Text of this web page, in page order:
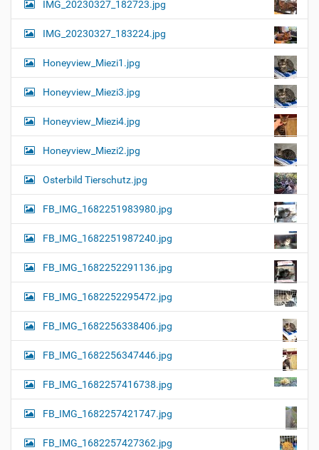
IMG_20230327_182723.jpg
IMG_20230327_183224.jpg
Honeyview_Miezi1.jpg
Honeyview_Miezi3.jpg
Honeyview_Miezi4.jpg
Honeyview_Miezi2.jpg
Osterbild Tierschutz.jpg
FB_IMG_1682251983980.jpg
FB_IMG_1682251987240.jpg
FB_IMG_1682252291136.jpg
FB_IMG_1682252295472.jpg
FB_IMG_1682256338406.jpg
FB_IMG_1682256347446.jpg
FB_IMG_1682257416738.jpg
FB_IMG_1682257421747.jpg
FB_IMG_1682257427362.jpg